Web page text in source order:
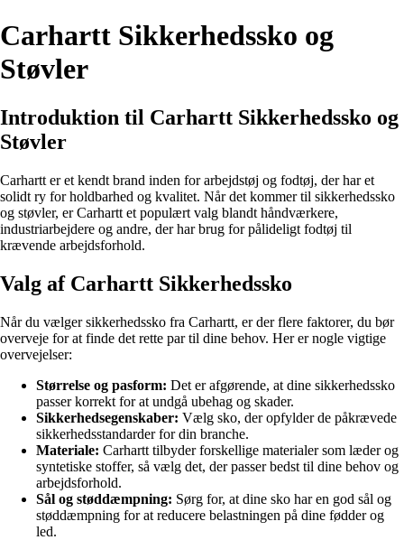
Carhartt Sikkerhedssko og
Støvler
Introduktion til Carhartt Sikkerhedssko og
Støvler
Carhartt er et kendt brand inden for arbejdstøj og fodtøj, der har et
solidt ry for holdbarhed og kvalitet. Når det kommer til sikkerhedssko
og støvler, er Carhartt et populært valg blandt håndværkere,
industriarbejdere og andre, der har brug for pålideligt fodtøj til
krævende arbejdsforhold.
Valg af Carhartt Sikkerhedssko
Når du vælger sikkerhedssko fra Carhartt, er der flere faktorer, du bør
overveje for at finde det rette par til dine behov. Her er nogle vigtige
overvejelser:
Størrelse og pasform: Det er afgørende, at dine sikkerhedssko
passer korrekt for at undgå ubehag og skader.
Sikkerhedsegenskaber: Vælg sko, der opfylder de påkrævede
sikkerhedsstandarder for din branche.
Materiale: Carhartt tilbyder forskellige materialer som læder og
syntetiske stoffer, så vælg det, der passer bedst til dine behov og
arbejdsforhold.
Sål og støddæmpning: Sørg for, at dine sko har en god sål og
støddæmpning for at reducere belastningen på dine fødder og
led.